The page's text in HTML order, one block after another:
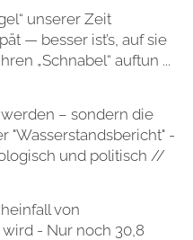
unserer Zeit
— besser ist’s, auf sie
„Schnabel“ auftun ...
– sondern die
"Wasserstandsbericht" -
und politisch //
von
- Nur noch 30,8